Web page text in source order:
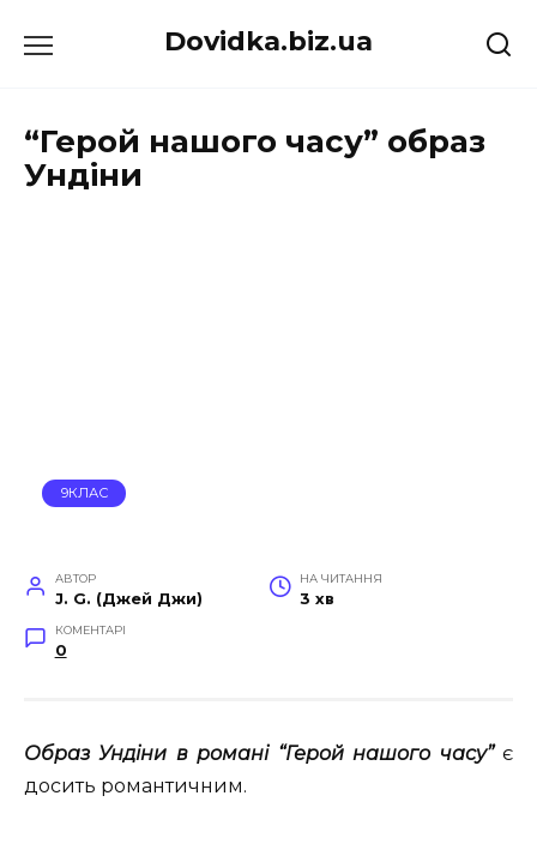
до
Dovidka.biz.ua
“Герой нашого часу” образ
Ундіни
9КЛАС
АВТОР
J. G. (Джей Джи)
НА ЧИТАННЯ
3 хв
КОМЕНТАРІ
0
Образ Ундіни в романі “Герой нашого часу” є
досить романтичним.